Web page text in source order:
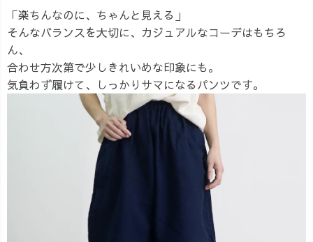
「楽ちんなのに、ちゃんと見える」
そんなバランスを大切に、カジュアルなコーデはもちろ
ん、
合わせ方次第で少しきれいめな印象にも。
気負わず履けて、しっかりサマになるパンツです。